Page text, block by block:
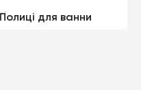
Полиці для ванни